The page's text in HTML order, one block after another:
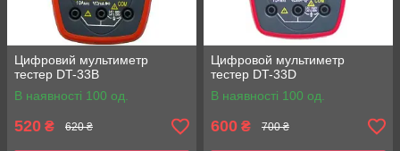
Цифровий мультиметр
тестер DT-33B
В наявності 100 од.
520 ₴ 620 ₴
Цифровой мультиметр
тестер DT-33D
В наявності 100 од.
600 ₴ 700 ₴